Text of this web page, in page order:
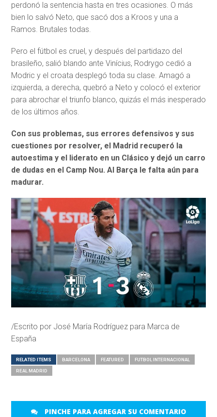
perdonó la sentencia hasta en tres ocasiones. O más
bien lo salvó Neto, que sacó dos a Kroos y una a
Ramos. Brutales todas.
Pero el fútbol es cruel, y después del partidazo del
brasileño, salió blando ante Vinícius, Rodrygo cedió a
Modric y el croata desplegó toda su clase. Amagó a
izquierda, a derecha, quebró a Neto y colocó el exterior
para abrochar el triunfo blanco, quizás el más inesperado
de los últimos años.
Con sus problemas, sus errores defensivos y sus
cuestiones por resolver, el Madrid recuperó la
autoestima y el liderato en un Clásico y dejó un carro
de dudas en el Camp Nou. Al Barça le falta aún para
madurar.
/Escrito por José María Rodríguez para Marca de
España
RELATED ITEMS BARCELONA FEATURED FUTBOL INTERNACIONAL
REAL MADRID
PINCHE PARA AGREGAR SU COMENTARIO